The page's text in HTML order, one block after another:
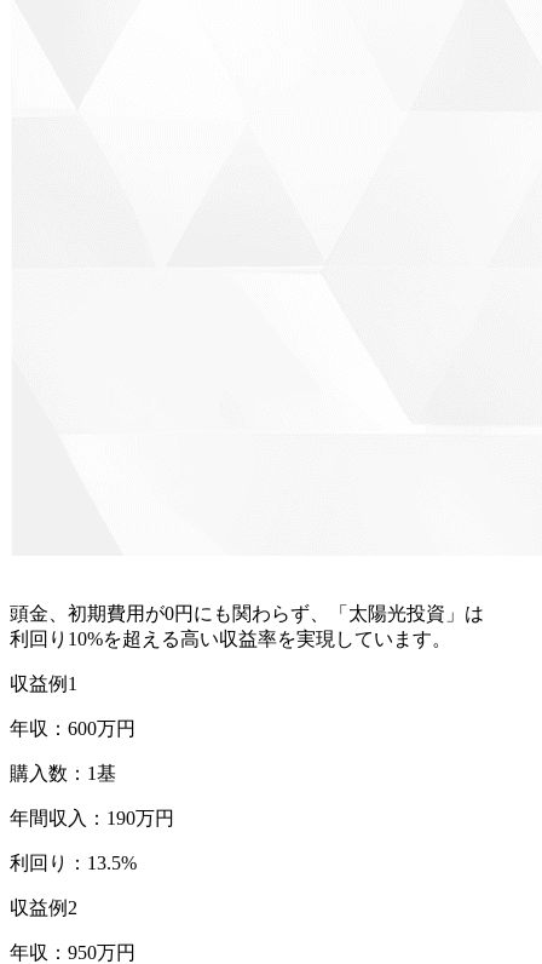
頭金、初期費用が0円にも関わらず、 「太陽光投資」 は
利回り10%を超える高い収益率を実現しています。
収益例 1
年収：600万円
購入数：1基
年間収入：190万円
利回り：13.5%
収益例 2
年収：950万円